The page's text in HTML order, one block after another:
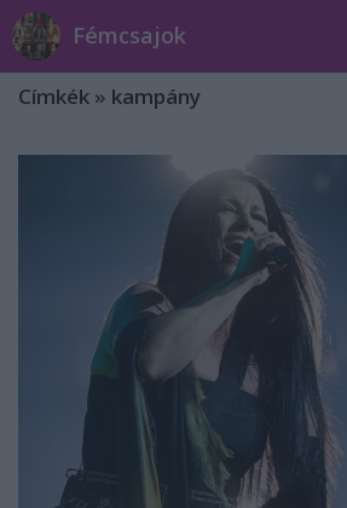
Fémcsajok
Címkék » kampány